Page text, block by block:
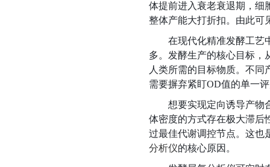
体提前进入衰老衰退期，细
整体产能大打折扣。由此可
在现代化精准发酵工艺
多。发酵生产的核心目标，
人类所需的目标物质。不
需要摒弃紧盯OD值的单一
想要实现定向诱导产物
体密度的方式存在极大滞后
过最佳代谢调控节点。这也
分析仪的核心原因。